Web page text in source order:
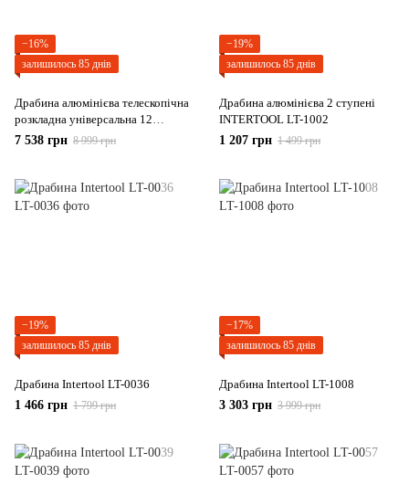
−16%
залишилось 85 днів
Драбина алюмінієва телескопічна
розкладна універсальна 12
щаблів INTERTOOL LT-3039
7 538 грн 8 999 грн
−19%
залишилось 85 днів
Драбина алюмінієва 2 ступені
INTERTOOL LT-1002
1 207 грн 1 499 грн
−19%
залишилось 85 днів
Драбина Intertool LT-0036
1 466 грн 1 799 грн
−17%
залишилось 85 днів
Драбина Intertool LT-1008
3 303 грн 3 999 грн